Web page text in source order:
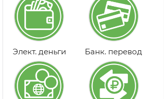
Элект. деньги Банк. перевод